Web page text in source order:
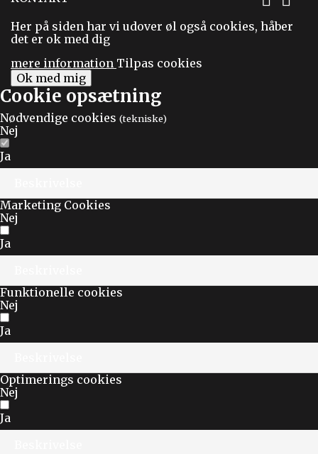
Her på siden har vi udover øl også cookies, håber
det er ok med dig
mere information Tilpas cookies
Ok med mig
Cookie opsætning
Nødvendige cookies (tekniske)
Nej
Ja
Marketing Cookies
Nej
Ja
Funktionelle cookies
Nej
Ja
Optimerings cookies
Nej
Ja